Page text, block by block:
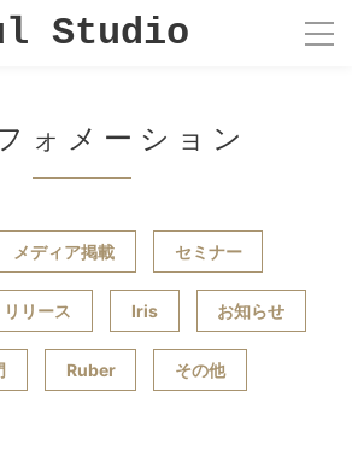
Studio
ォメーション
メディア掲載 セミナー
リリース Iris お知らせ
Ruber その他